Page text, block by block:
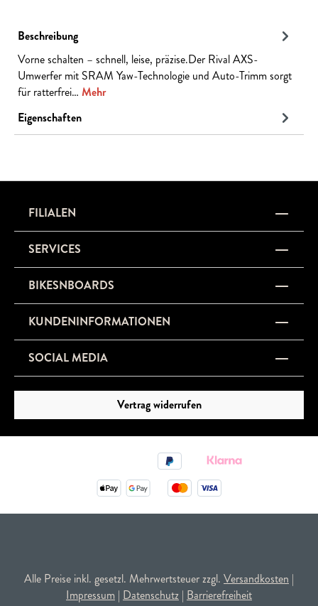
Beschreibung
Vorne schalten – schnell, leise, präzise.Der Rival AXS-
Umwerfer mit SRAM Yaw-Technologie und Auto-Trimm sorgt
für ratterfrei… Mehr
Eigenschaften
FILIALEN
SERVICES
BIKESNBOARDS
KUNDENINFORMATIONEN
SOCIAL MEDIA
Vertrag widerrufen
Alle Preise inkl. gesetzl. Mehrwertsteuer zzgl. Versandkosten |
Impressum | Datenschutz | Barrierefreiheit